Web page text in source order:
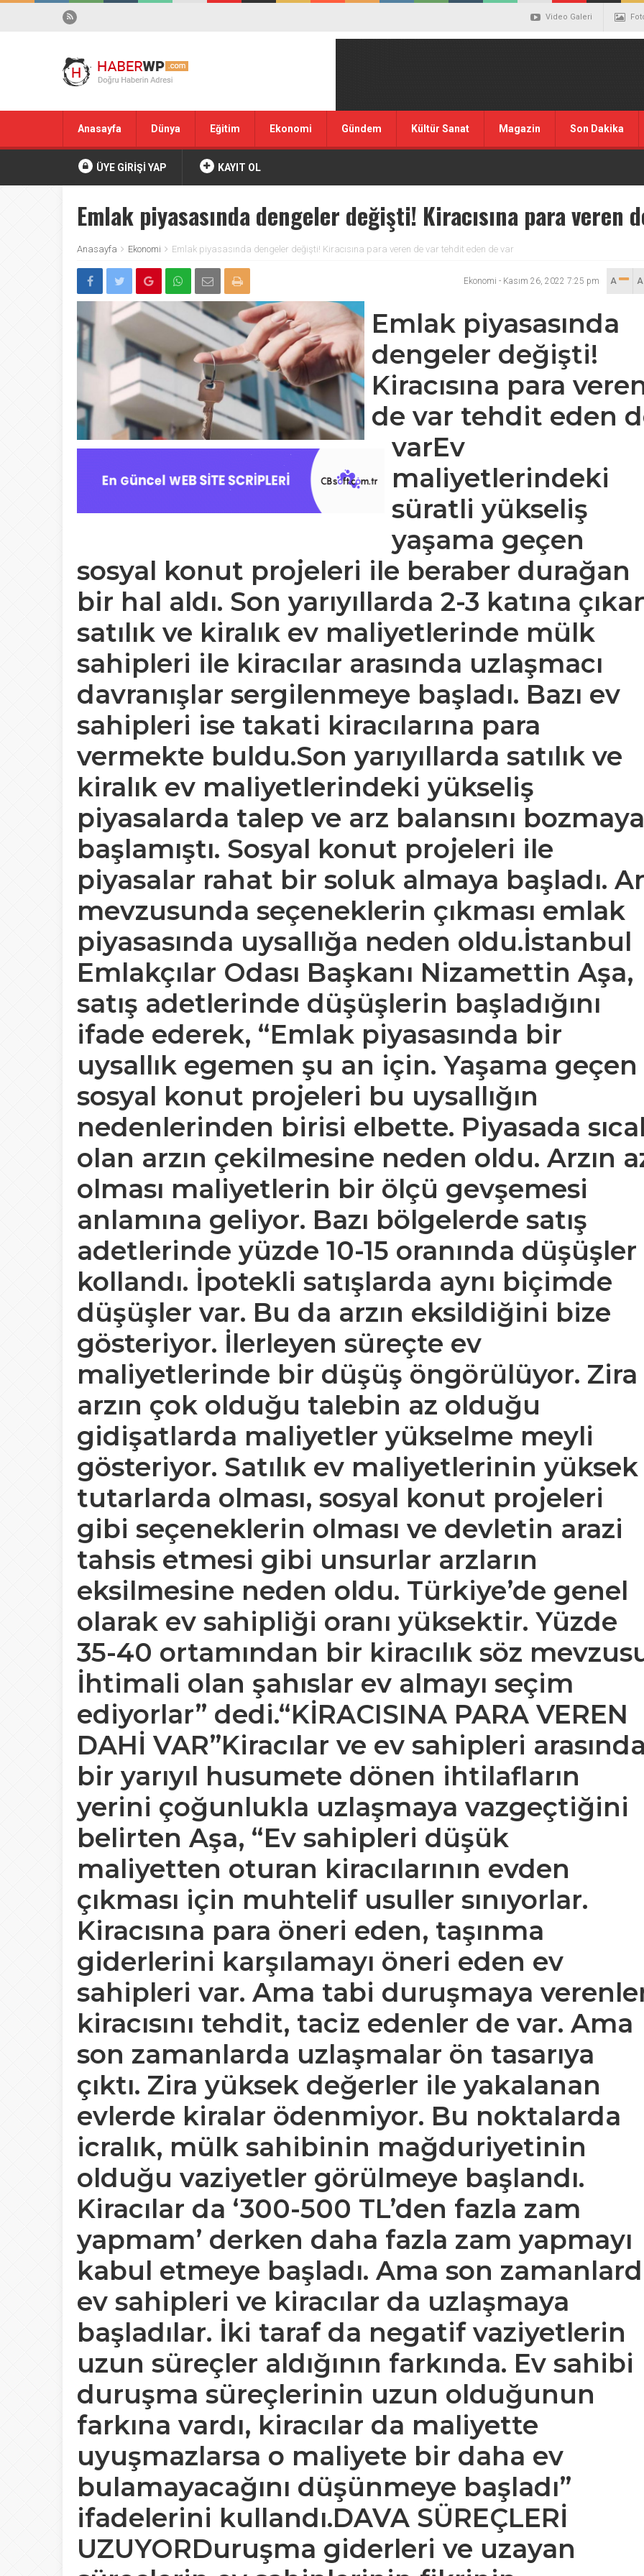
Video Galeri
Anasayfa Dünya Eğitim Ekonomi Gündem Kültür Sanat Magazin Son Dakika
ÜYE GİRİŞİ YAP KAYIT OL
Emlak piyasasında dengeler değişti! Kiracısına para veren
Anasayfa Ekonomi Emlak piyasasında dengeler değişti! Kiracısına para veren de var tehdit eden de var
Ekonomi - Kasım 26, 2022 7:25 pm A
Emlak piyasasında
dengeler değişti!
Kiracısına para
de var tehdit eden
varEv
maliyetlerindeki
süratli yükseliş
yaşama geçen
sosyal konut projeleri ile beraber durağan
bir hal aldı. Son yarıyıllarda 2-3 katına
satılık ve kiralık ev maliyetlerinde mülk
sahipleri ile kiracılar arasında uzlaşmacı
davranışlar sergilenmeye başladı. Bazı ev
sahipleri ise takati kiracılarına para
vermekte buldu.Son yarıyıllarda satılık ve
kiralık ev maliyetlerindeki yükseliş
piyasalarda talep ve arz balansını bozmaya
başlamıştı. Sosyal konut projeleri ile
piyasalar rahat bir soluk almaya başladı.
mevzusunda seçeneklerin çıkması emlak
piyasasında uysallığa neden oldu.İstanbul
Emlakçılar Odası Başkanı Nizamettin Aşa,
satış adetlerinde düşüşlerin başladığını
ifade ederek, “Emlak piyasasında bir
uysallık egemen şu an için. Yaşama geçen
sosyal konut projeleri bu uysallığın
nedenlerinden birisi elbette. Piyasada
olan arzın çekilmesine neden oldu. Arzın
olması maliyetlerin bir ölçü gevşemesi
anlamına geliyor. Bazı bölgelerde satış
adetlerinde yüzde 10-15 oranında düşüşler
kollandı. İpotekli satışlarda aynı biçimde
düşüşler var. Bu da arzın eksildiğini bize
gösteriyor. İlerleyen süreçte ev
maliyetlerinde bir düşüş öngörülüyor. Zira
arzın çok olduğu talebin az olduğu
gidişatlarda maliyetler yükselme meyli
gösteriyor. Satılık ev maliyetlerinin yüksek
tutarlarda olması, sosyal konut projeleri
gibi seçeneklerin olması ve devletin arazi
tahsis etmesi gibi unsurlar arzların
eksilmesine neden oldu. Türkiye’de genel
olarak ev sahipliği oranı yüksektir. Yüzde
35-40 ortamından bir kiracılık söz
İhtimali olan şahıslar ev almayı seçim
ediyorlar” dedi.“KİRACISINA PARA VEREN
DAHİ VAR”Kiracılar ve ev sahipleri
bir yarıyıl husumete dönen ihtilafların
yerini çoğunlukla uzlaşmaya vazgeçtiğini
belirten Aşa, “Ev sahipleri düşük
maliyetten oturan kiracılarının evden
çıkması için muhtelif usuller sınıyorlar.
Kiracısına para öneri eden, taşınma
giderlerini karşılamayı öneri eden ev
sahipleri var. Ama tabi duruşmaya
kiracısını tehdit, taciz edenler de var. Ama
son zamanlarda uzlaşmalar ön tasarıya
çıktı. Zira yüksek değerler ile yakalanan
evlerde kiralar ödenmiyor. Bu noktalarda
icralık, mülk sahibinin mağduriyetinin
olduğu vaziyetler görülmeye başlandı.
Kiracılar da ‘300-500 TL’den fazla zam
yapmam’ derken daha fazla zam yapmayı
kabul etmeye başladı. Ama son
ev sahipleri ve kiracılar da uzlaşmaya
başladılar. İki taraf da negatif vaziyetlerin
uzun süreçler aldığının farkında. Ev sahibi
duruşma süreçlerinin uzun olduğunun
farkına vardı, kiracılar da maliyette
uyuşmazlarsa o maliyete bir daha ev
bulamayacağını düşünmeye başladı”
ifadelerini kullandı.DAVA SÜREÇLERİ
UZUYORDuruşma giderleri ve uzayan